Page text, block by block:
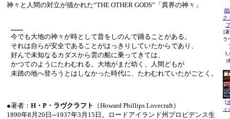
神々と人間の対立が描かれた“THE OTHER GODS”「異界の神々」
………
今でも大地の神々が時として昔をしのんで踊ることがある。
それは自らが安全であることがはっきりしていたからであり、
好んで未知なるカダスから雲の船に乗ってきては、
かつてのようにたわむれる。大地がまだ幼く、人間どもが
未踏の地へ登ろうとはしなかった時代に、たわむれていたがごとく。
●著者： H・P・ラヴクラフト
（Howard Phillips Lovecraft）
1890年8月20日─1937年3月15日。ロードアイランド州プロビデンス生
ク
[
ラ
(
[
ィ